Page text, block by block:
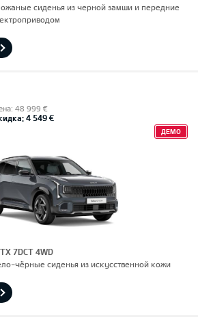
сиденья из черной замши и передние
48 999 €
4 549 €
ДЕМО
7DCT 4WD
чёрные сиденья из искусственной кожи